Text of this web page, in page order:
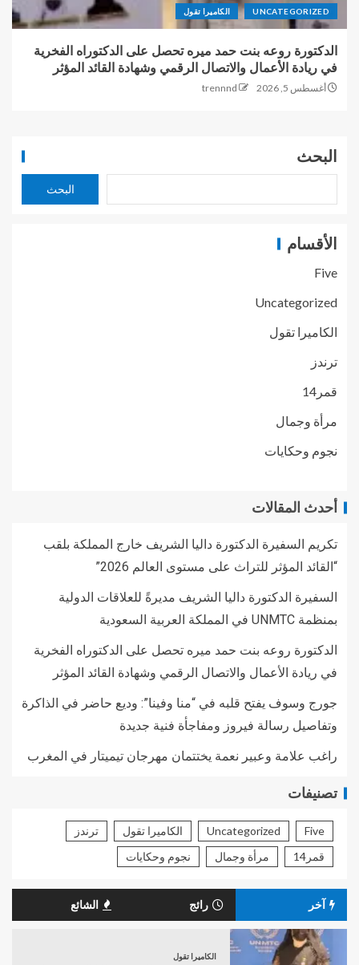
UNCATEGORIZED الكاميرا تقول
الدكتورة روعه بنت حمد ميره تحصل على الدكتوراه الفخرية
في ريادة الأعمال والاتصال الرقمي وشهادة القائد المؤثر
أغسطس 5, 2026 trennnd
البحث
البحث
الأقسام
Five
Uncategorized
الكاميرا تقول
ترندز
قمر14
مرأة وجمال
نجوم وحكايات
أحدث المقالات
تكريم السفيرة الدكتورة داليا الشريف خارج المملكة بلقب
“القائد المؤثر للتراث على مستوى العالم 2026”
السفيرة الدكتورة داليا الشريف مديرةً للعلاقات الدولية
بمنظمة UNMTC في المملكة العربية السعودية
الدكتورة روعه بنت حمد ميره تحصل على الدكتوراه الفخرية
في ريادة الأعمال والاتصال الرقمي وشهادة القائد المؤثر
جورج وسوف يفتح قلبه في “منا وفينا”: وديع حاضر في الذاكرة
وتفاصيل رسالة فيروز ومفاجأة فنية جديدة
راغب علامة وعبير نعمة يختتمان مهرجان تيميتار في المغرب
تصنيفات
Five
Uncategorized الكاميرا تقول
ترندز
قمر14
مرأة وجمال نجوم وحكايات
آخر رائج الشائع
الكاميرا تقول